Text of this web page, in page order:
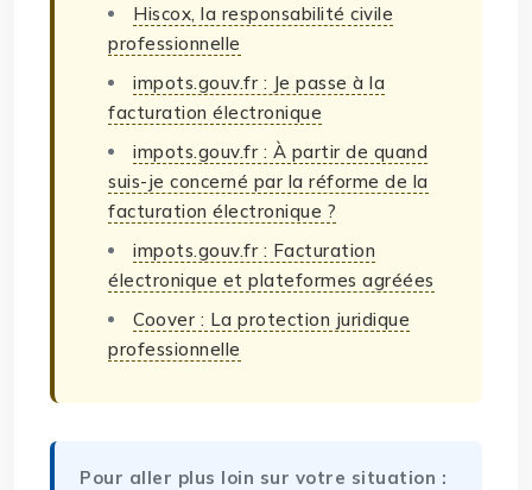
Hiscox, la responsabilité civile
professionnelle
impots.gouv.fr : Je passe à la
facturation électronique
impots.gouv.fr : À partir de quand
suis-je concerné par la réforme de la
facturation électronique ?
impots.gouv.fr : Facturation
électronique et plateformes agréées
Coover : La protection juridique
professionnelle
Pour aller plus loin sur votre situation :